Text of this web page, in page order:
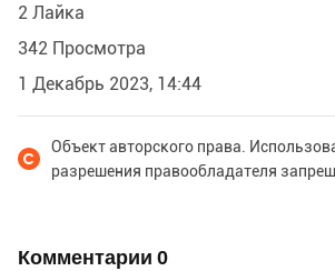
2 Лайка
342 Просмотра
1 Декабрь 2023, 14:44
Объект авторского права.
разрешения правообладателя
Комментарии 0